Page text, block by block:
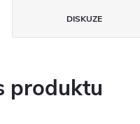
DISKUZE
produktu